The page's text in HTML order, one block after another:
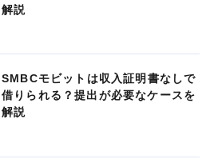
解説
SMBCモビットは収入証明書なしで
借りられる？提出が必要なケースを
解説